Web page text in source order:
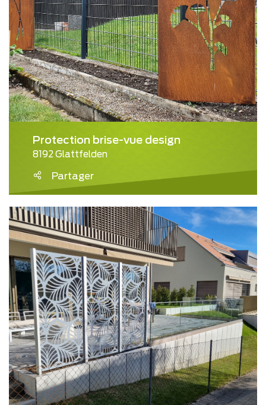
Protection brise-vue design
8192 Glattfelden
Partager